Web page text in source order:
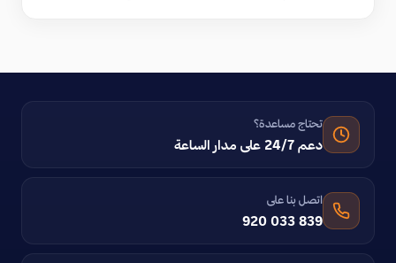
تحتاج مساعدة؟
دعم 24/7 على مدار الساعة
اتصل بنا على
920 033 839